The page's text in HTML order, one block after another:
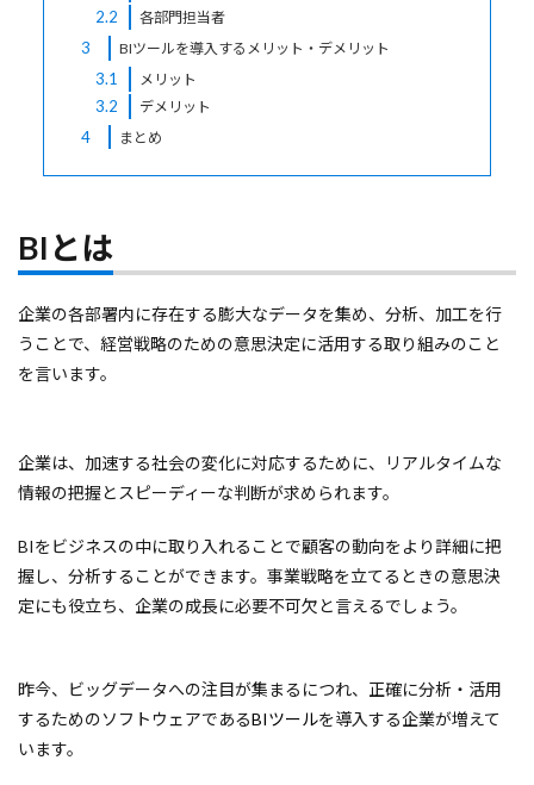
2.2 各部門担当者
3 BIツールを導入するメリット・デメリット
3.1 メリット
3.2 デメリット
4 まとめ
BIとは
企業の各部署内に存在する膨大なデータを集め、分析、加工を行
うことで、経営戦略のための意思決定に活用する取り組みのこと
を言います。
企業は、加速する社会の変化に対応するために、リアルタイムな
情報の把握とスピーディーな判断が求められます。
BIをビジネスの中に取り入れることで顧客の動向をより詳細に把
握し、分析することができます。事業戦略を立てるときの意思決
定にも役立ち、企業の成長に必要不可欠と言えるでしょう。
昨今、ビッグデータへの注目が集まるにつれ、正確に分析・活用
するためのソフトウェアであるBIツールを導入する企業が増えて
います。